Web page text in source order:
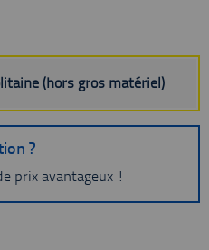
(hors gros matériel)
?
prix avantageux !